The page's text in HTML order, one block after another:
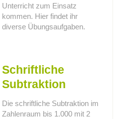
Unterricht zum Einsatz
kommen. Hier findet ihr
diverse Übungsaufgaben.
Schriftliche
Subtraktion
Die schriftliche Subtraktion im
Zahlenraum bis 1.000 mit 2